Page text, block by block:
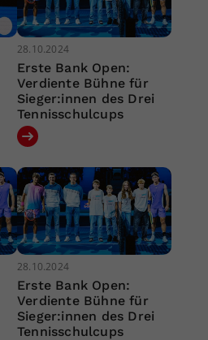
28.10.2024
Erste Bank Open:
Verdiente Bühne für
Sieger:innen des Drei
Tennisschulcups
28.10.2024
Erste Bank Open:
Verdiente Bühne für
Sieger:innen des Drei
Tennisschulcups